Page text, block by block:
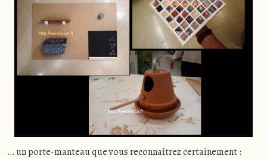
… un porte-manteau que vous reconnaîtrez certainement :